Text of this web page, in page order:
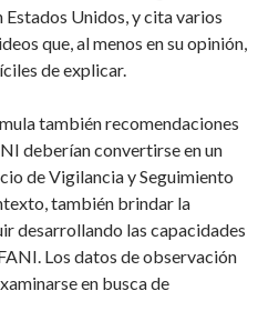
Unidos, y cita varios
que, al menos en su opinión,
de explicar.
también recomendaciones
deberían convertirse en un
de Vigilancia y Seguimiento
también brindar la
desarrollando las capacidades
Los datos de observación
en busca de